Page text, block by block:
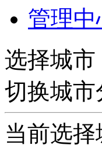
管理中
选择城市
切换城
当前选择